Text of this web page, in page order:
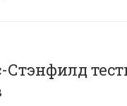
Стэнфилд